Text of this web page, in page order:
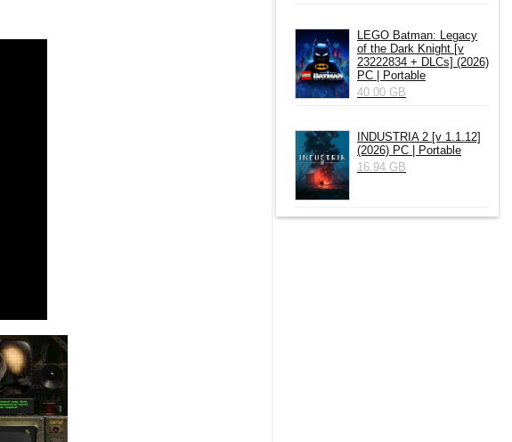
LEGO Batman: Legacy
of the Dark Knight [v
23222834 + DLCs] (2026)
PC | Portable
40.00 GB
INDUSTRIA 2 [v 1.1.12]
(2026) РС | Portable
16.94 GB